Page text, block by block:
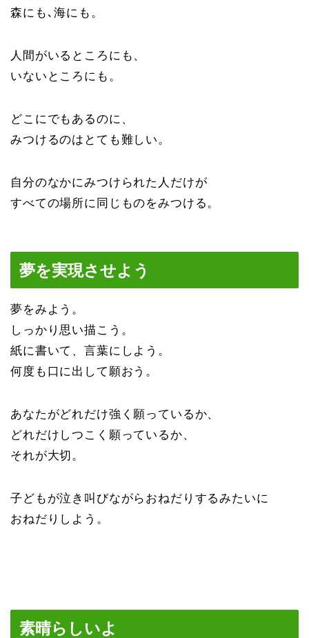
森にも､海にも。
人間がいるところにも、
いないところにも。
どこにでもあるのに、
みつけるのはとても難しい。
自分のなかにみつけられた人だけが
すべての場所に同じものをみつける。
夢を実現させよう
夢をみよう。
しっかり思い描こう。
紙に書いて、言葉にしよう。
何度も口に出して願おう。
あなたがどれだけ強く願っているか、
どれだけしつこく願っているか、
それが大切。
子どもが泣き叫びながらおねだりするみたいに
おねだりしよう。
素晴らしいよ